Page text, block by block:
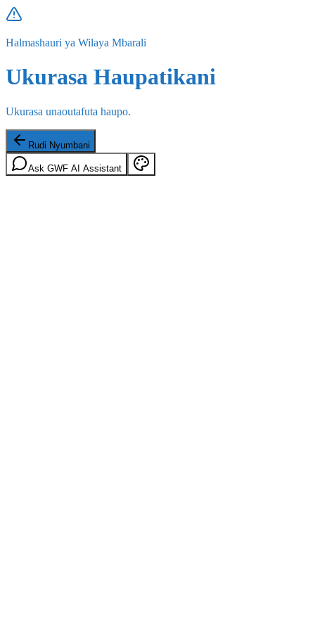
Halmashauri ya Wilaya Mbarali
Ukurasa Haupatikani
Ukurasa unaoutafuta haupo.
Rudi Nyumbani
Ask GWF AI Assistant